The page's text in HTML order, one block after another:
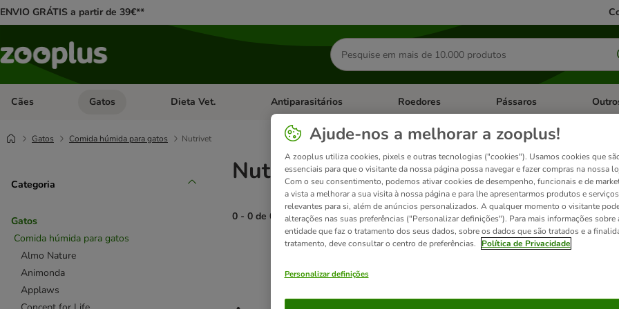
ENVIO GRÁTIS a partir de 39€**
Pesquisar
produtos
Cães Abrir menu de categoria: Cães
Gatos Abrir menu de categoria: Gatos
Dieta Vet. Abrir menu de categoria: Dieta Vet.
Antiparasitários Abrir menu de categoria: Antiparasitários
Roedores Abrir menu de categoria:
Pássaros Abrir
Gatos Comida húmida para gatos Nutrivet
Categoria
Gatos
Comida húmida para gatos
Almo Nature
Animonda
Applaws
Nutrivet comida húmida para gatos
0 - 0 de 0 resultados
product items have been changed
Ajude-nos a melhorar a zooplus!
A zooplus utiliza cookies, pixels e outras tecnologias ("cookies"). Usamos cookies que
essenciais para que o visitante da nossa página possa navegar e fazer compras na nossa
Com o seu consentimento, podemos ativar cookies de desempenho, funcionais e de
a vista a melhorar a sua visita à nossa página e para lhe apresentarmos produtos e serviços
relevantes para si, além de anúncios personalizados. A qualquer momento o visitante
alterações nas suas preferências ("Personalizar definições"). Para mais informações sobre
entidade que faz o tratamento dos seus dados, sobre os dados que são tratados e a
tratamento, deve consultar o centro de preferências.
Política de Privacidade
Personalizar definições